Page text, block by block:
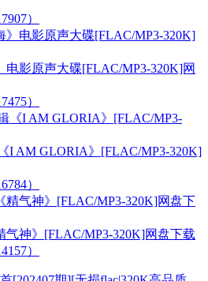
）
电影原声大碟[FLAC/MP3-320K]网
）
I AM GLORIA》[FLAC/MP3-320K]
）
气神》[FLAC/MP3-320K]网盘下载
）